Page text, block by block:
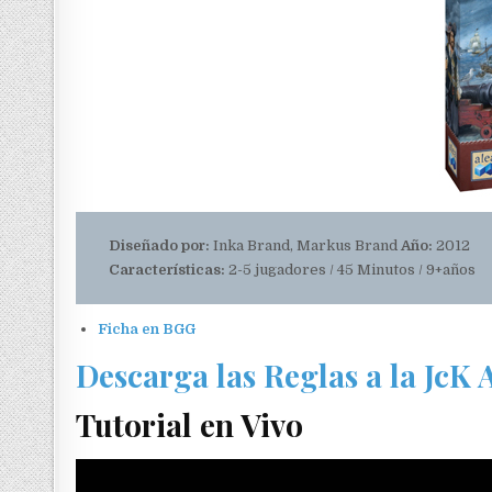
Diseñado por:Inka Brand, Markus Brand Año:2012
Características: 2-5 jugadores / 45 Minutos / 9+años
Ficha en BGG
Descarga las Reglas a la JcK
Tutorial en Vivo